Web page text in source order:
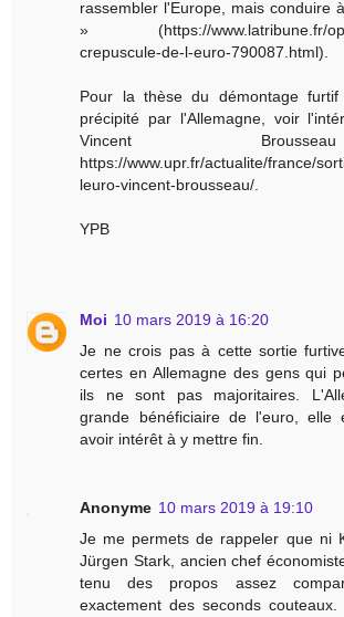
rassembler l'Europe, mais conduire
» (https://www.latribune.fr/
crepuscule-de-l-euro-790087.html).
Pour la thèse du démontage
précipité par l'Allemagne, voir
Vincent
https://www.upr.fr/actualite/france/
leuro-vincent-brousseau/.
YPB
Moi 10 mars 2019 à 16:20
Je ne crois pas à cette sortie
certes en Allemagne des gens qui
ils ne sont pas majoritaires.
grande bénéficiaire de l'euro, elle
avoir intérêt à y mettre fin.
Anonyme 10 mars 2019 à 19:10
Je me permets de rappeler que ni
Jürgen Stark, ancien chef
tenu des propos assez
exactement des seconds